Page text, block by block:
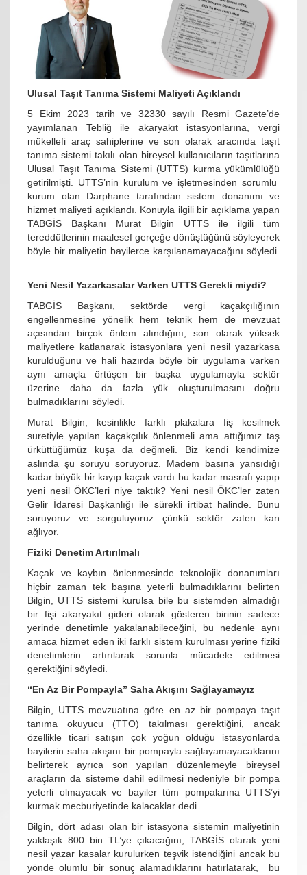
Ulusal Taşıt Tanıma Sistemi Maliyeti Açıklandı
5 Ekim 2023 tarih ve 32330 sayılı Resmi Gazete’de
yayımlanan Tebliğ ile akaryakıt istasyonlarına, vergi
mükellefi araç sahiplerine ve son olarak aracında taşıt
tanıma sistemi takılı olan bireysel kullanıcıların taşıtlarına
Ulusal Taşıt Tanıma Sistemi (UTTS) kurma yükümlülüğü
getirilmişti. UTTS’nin kurulum ve işletmesinden sorumlu
kurum olan Darphane tarafından sistem donanımı ve
hizmet maliyeti açıklandı. Konuyla ilgili bir açıklama yapan
TABGİS Başkanı Murat Bilgin UTTS ile ilgili tüm
tereddütlerinin maalesef gerçeğe dönüştüğünü söyleyerek
böyle bir maliyetin bayilerce karşılanamayacağını söyledi.
Yeni Nesil Yazarkasalar Varken UTTS Gerekli miydi?
TABGİS Başkanı, sektörde vergi kaçakçılığının
engellenmesine yönelik hem teknik hem de mevzuat
açısından birçok önlem alındığını, son olarak yüksek
maliyetlere katlanarak istasyonlara yeni nesil yazarkasa
kurulduğunu ve hali hazırda böyle bir uygulama varken
aynı amaçla örtüşen bir başka uygulamayla sektör
üzerine daha da fazla yük oluşturulmasını doğru
bulmadıklarını söyledi.
Murat Bilgin, kesinlikle farklı plakalara fiş kesilmek
suretiyle yapılan kaçakçılık önlenmeli ama attığımız taş
ürküttüğümüz kuşa da değmeli. Biz kendi kendimize
aslında şu soruyu soruyoruz. Madem basına yansıdığı
kadar büyük bir kayıp kaçak vardı bu kadar masrafı yapıp
yeni nesil ÖKC’leri niye taktık? Yeni nesil ÖKC’ler zaten
Gelir İdaresi Başkanlığı ile sürekli irtibat halinde. Bunu
soruyoruz ve sorguluyoruz çünkü sektör zaten kan
ağlıyor.
Fiziki Denetim Artırılmalı
Kaçak ve kaybın önlenmesinde teknolojik donanımları
hiçbir zaman tek başına yeterli bulmadıklarını belirten
Bilgin, UTTS sistemi kurulsa bile bu sistemden almadığı
bir fişi akaryakıt gideri olarak gösteren birinin sadece
yerinde denetimle yakalanabileceğini, bu nedenle aynı
amaca hizmet eden iki farklı sistem kurulması yerine fiziki
denetimlerin artırılarak sorunla mücadele edilmesi
gerektiğini söyledi.
“En Az Bir Pompayla” Saha Akışını Sağlayamayız
Bilgin, UTTS mevzuatına göre en az bir pompaya taşıt
tanıma okuyucu (TTO) takılması gerektiğini, ancak
özellikle ticari satışın çok yoğun olduğu istasyonlarda
bayilerin saha akışını bir pompayla sağlayamayacaklarını
belirterek ayrıca son yapılan düzenlemeyle bireysel
araçların da sisteme dahil edilmesi nedeniyle bir pompa
yeterli olmayacak ve bayiler tüm pompalarına UTTS’yi
kurmak mecburiyetinde kalacaklar dedi.
Bilgin, dört adası olan bir istasyona sistemin maliyetinin
yaklaşık 800 bin TL’ye çıkacağını, TABGİS olarak yeni
nesil yazar kasalar kurulurken teşvik istendiğini ancak bu
yönde olumlu bir sonuç alamadıklarını hatırlatarak, bu